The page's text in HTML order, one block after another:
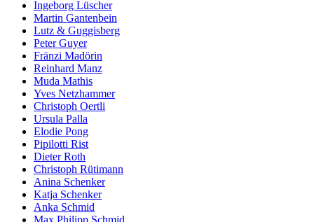
Ingeborg Lüscher
Martin Gantenbein
Lutz & Guggisberg
Peter Guyer
Fränzi Madörin
Reinhard Manz
Muda Mathis
Yves Netzhammer
Christoph Oertli
Ursula Palla
Elodie Pong
Pipilotti Rist
Dieter Roth
Christoph Rütimann
Anina Schenker
Katja Schenker
Anka Schmid
Max Philipp Schmid